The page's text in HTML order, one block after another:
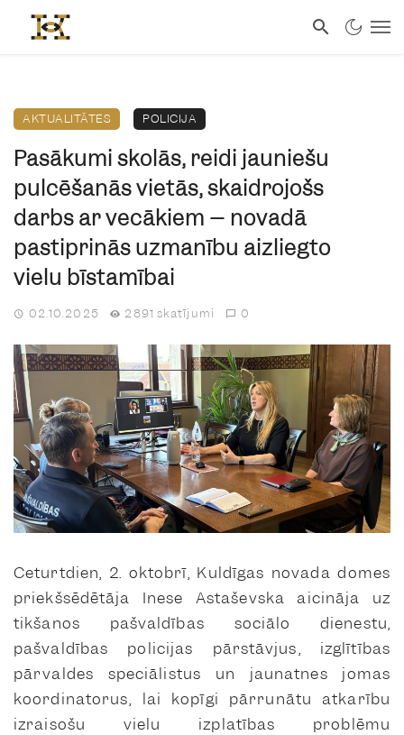
AKTUALITĀTES POLICIJA
Pasākumi skolās, reidi jauniešu
pulcēšanās vietās, skaidrojošs
darbs ar vecākiem – novadā
pastiprinās uzmanību aizliegto
vielu bīstamībai
02.10.2025 2891 skatījumi 0
Ceturtdien, 2. oktobrī, Kuldīgas novada domes
priekšsēdētāja Inese Astaševska aicināja uz
tikšanos pašvaldības sociālo dienestu,
pašvaldības policijas pārstāvjus, izglītības
pārvaldes speciālistus un jaunatnes jomas
koordinatorus, lai kopīgi pārrunātu atkarību
izraisošu vielu izplatības problēmu